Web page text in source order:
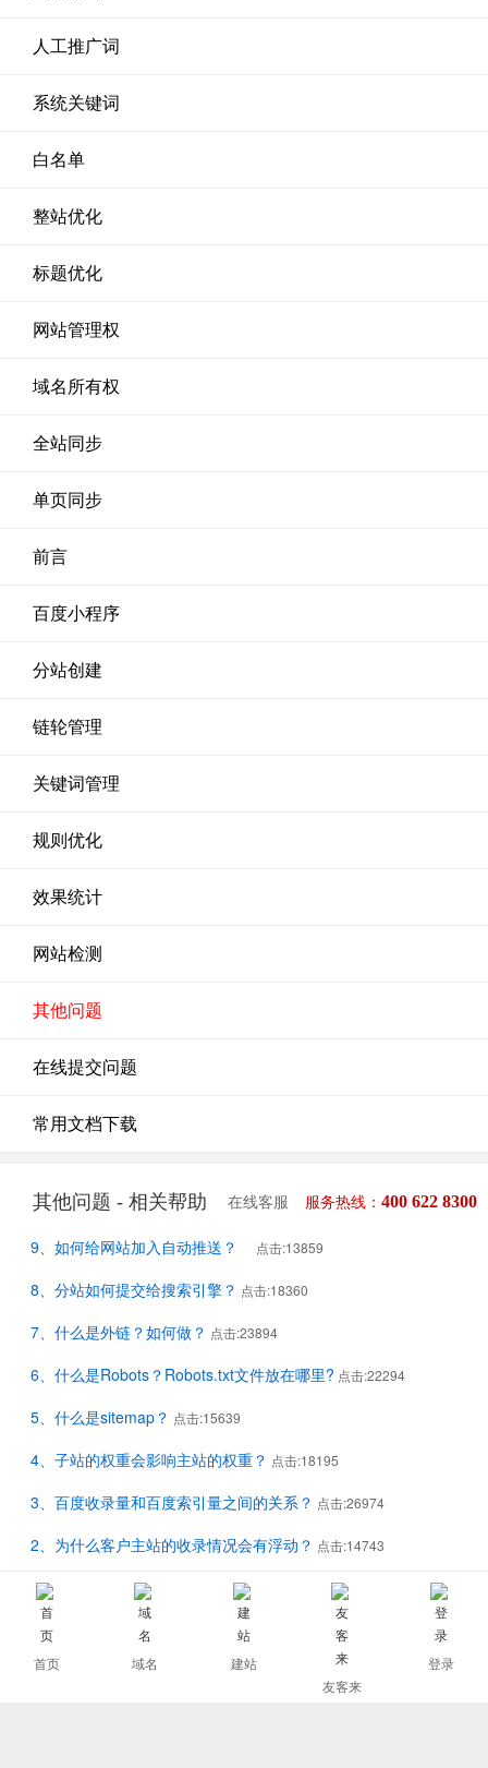
人工推广词
系统关键词
白名单
整站优化
标题优化
网站管理权
域名所有权
全站同步
单页同步
前言
百度小程序
分站创建
链轮管理
关键词管理
规则优化
效果统计
网站检测
其他问题
在线提交问题
常用文档下载
其他问题 - 相关帮助 在线客服 服务热线： 400 622 8300
9、如何给网站加入自动推送？ 点击:13859
8、分站如何提交给搜索引擎？ 点击:18360
7、什么是外链？如何做？ 点击:23894
6、什么是Robots？Robots.txt文件放在哪里? 点击:22294
5、什么是sitemap？ 点击:15639
4、子站的权重会影响主站的权重？ 点击:18195
3、百度收录量和百度索引量之间的关系？ 点击:26974
2、为什么客户主站的收录情况会有浮动？ 点击:14743
1、我的主站做了千站之后，主站的收录降低了；
个记录 当前
首页 域名
建站
友客来
登录